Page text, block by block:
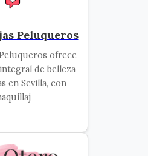
Peluqueros
ofrece
de belleza
en Sevilla, con